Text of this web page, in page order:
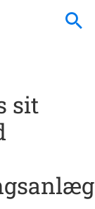
sit